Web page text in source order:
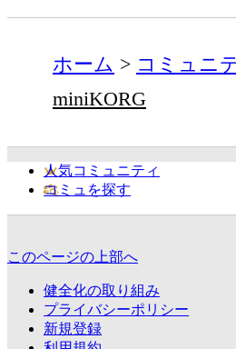
ホーム コミュニ
miniKORG
人気コミュニティ
コミュを探す
このページの上部へ
健全化の取り組み
プライバシーポリシー
新規登録